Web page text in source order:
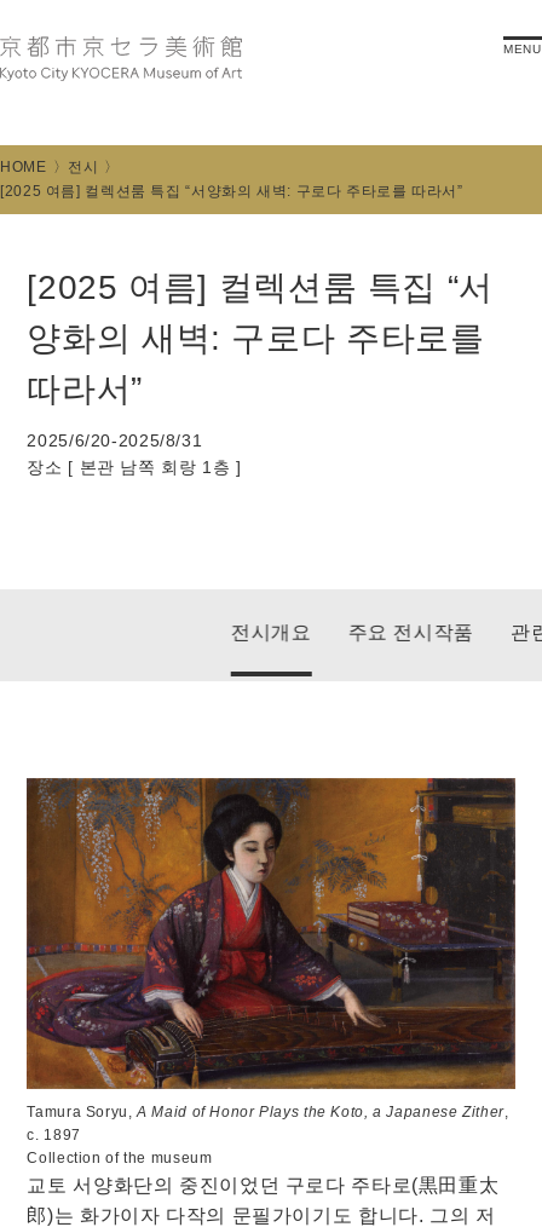
MENU
HOME
전시
[2025 여름] 컬렉션룸 특집 “서양화의 새벽: 구로다 주타로를 따라서”
[2025 여름] 컬렉션룸 특집 “서
양화의 새벽: 구로다 주타로를
따라서”
2025/6/20-2025/8/31
장소 [ 본관 남쪽 회랑 1층 ]
전시개요 주요 전시작품 관
Tamura Soryu,A Maid of Honor Plays the Koto, a Japanese Zither,
c. 1897
Collection of the museum
교토 서양화단의 중진이었던 구로다 주타로(黒田重太
郎)는 화가이자 다작의 문필가이기도 합니다. 그의 저